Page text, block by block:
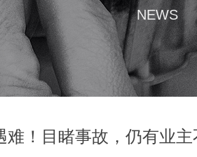
难！目睹事故，仍有业
NEWS